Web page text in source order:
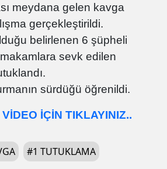
meydana gelen kavga
gerçekleştirildi.
belirlenen 6 şüpheli
sevk edilen
sürdüğü öğrenildi.
İÇİN TIKLAYINIZ..
#1 TUTUKLAMA